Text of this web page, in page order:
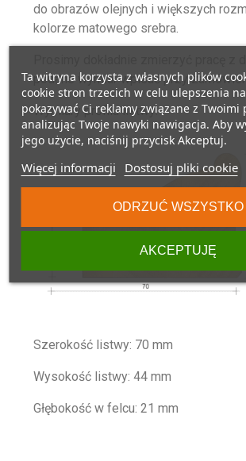
do obrazów olejnych i większych
kolorze matowego srebra.
podane wymiar wpisać przy
Wymiary profilu listwy:
Szerokość listwy: 70 mm
Wysokość listwy: 44 mm
Głębokość w felcu: 21 mm
Ta witryna korzysta z własnych plików
cookie stron trzecich w celu ulepszenia
pokazywać Ci reklamy związane z
analizując Twoje nawyki nawigacja. Aby
jego użycie, naciśnij przycisk Akceptuj.
Więcej informacji Dostosuj pliki cookie
ODRZUĆ WSZYSTKO
AKCEPTUJĘ